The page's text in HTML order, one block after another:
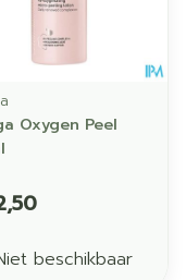
Oxygen Peel
beschikbaar